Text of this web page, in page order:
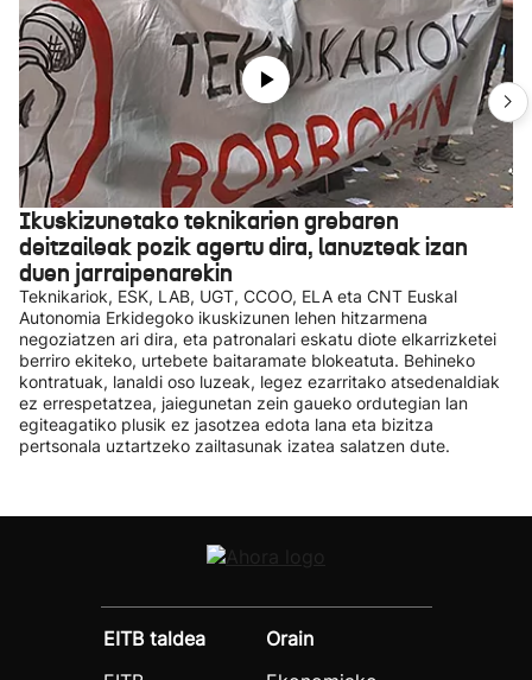
Ikuskizunetako teknikarien grebaren
deitzaileak pozik agertu dira, lanuzteak izan
duen jarraipenarekin
Teknikariok, ESK, LAB, UGT, CCOO, ELA eta CNT Euskal
Autonomia Erkidegoko ikuskizunen lehen hitzarmena
negoziatzen ari dira, eta patronalari eskatu diote elkarrizketei
berriro ekiteko, urtebete baitaramate blokeatuta. Behineko
kontratuak, lanaldi oso luzeak, legez ezarritako atsedenaldiak
ez errespetatzea, jaiegunetan zein gaueko ordutegian lan
egiteagatiko plusik ez jasotzea edota lana eta bizitza
pertsonala uztartzeko zailtasunak izatea salatzen dute.
EITB taldea
Orain